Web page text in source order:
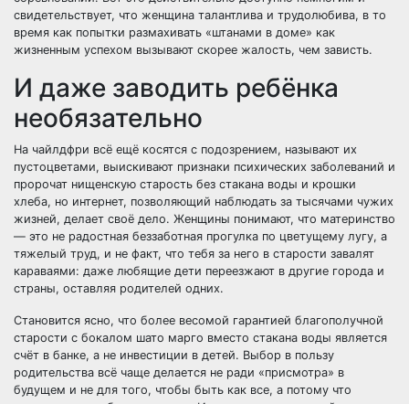
свидетельствует, что женщина талантлива и трудолюбива, в то
время как попытки размахивать «штанами в доме» как
жизненным успехом вызывают скорее жалость, чем зависть.
И даже заводить ребёнка
необязательно
На чайлдфри всё ещё косятся с подозрением, называют их
пустоцветами, выискивают признаки психических заболеваний и
пророчат нищенскую старость без стакана воды и крошки
хлеба, но интернет, позволяющий наблюдать за тысячами чужих
жизней, делает своё дело. Женщины понимают, что материнство
— это не радостная беззаботная прогулка по цветущему лугу, а
тяжелый труд, и не факт, что тебя за него в старости завалят
караваями: даже любящие дети переезжают в другие города и
страны, оставляя родителей одних.
Становится ясно, что более весомой гарантией благополучной
старости с бокалом шато марго вместо стакана воды является
счёт в банке, а не инвестиции в детей. Выбор в пользу
родительства всё чаще делается не ради «присмотра» в
будущем и не для того, чтобы быть как все, а потому что